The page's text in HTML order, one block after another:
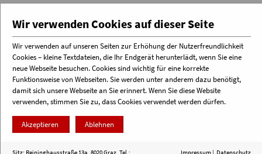
Menü
Wir verwenden Cookies auf dieser Seite
Wir verwenden auf unseren Seiten zur Erhöhung der Nutzerfreundlichkeit
Cookies – kleine Textdateien, die Ihr Endgerät herunterlädt, wenn Sie eine
neue Webseite besuchen. Cookies sind wichtig für eine korrekte
Funktionsweise von Webseiten. Sie werden unter anderem dazu benötigt,
damit sich unsere Webseite an Sie erinnert. Wenn Sie diese Website
verwenden, stimmen Sie zu, dass Cookies verwendet werden dürfen.
Akzeptieren Ablehnen
Sitz: Reininghausstraße 13a, 8020 Graz, Tel.:
Impressum| Datenschutz